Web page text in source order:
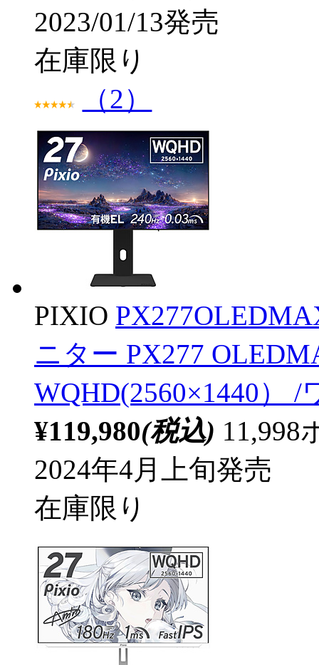
2023/01/13発売
在庫限り
（2）
PIXIO
ニター PX277
WQHD(2560×1440） /
¥119,980(税込) 11,998
2024年4月上旬発売
在庫限り